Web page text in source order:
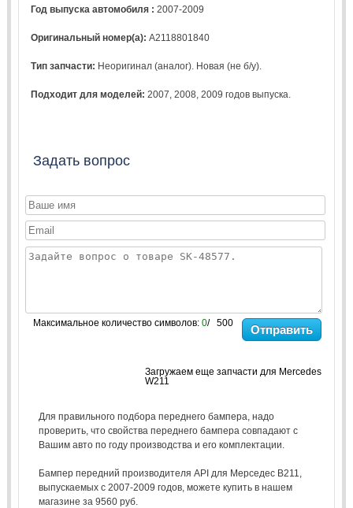
Год выпуска автомобиля :2007-2009
Оригинальный номер(а):A2118801840
Тип запчасти: Неоригинал (аналог). Новая (не б/у).
Подходит для моделей: 2007 ,2008 ,2009 годов выпуска.
Задать вопрос
Максимальное количество символов: 0/ 500 Отправить
Загружаем еще запчасти для Mercedes
W211
Для правильного подбора переднего бампера, надо
проверить, что свойства переднего бампера совпадают с
Вашим авто по году производства и его комплектации.
Бампер передний производителя API для Мерседес В211,
выпускаемых с 2007-2009 годов, можете купить в нашем
магазине за 9560 руб.